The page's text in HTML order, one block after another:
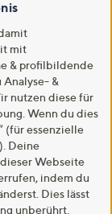
mit
& profilbildende
&
nutzen diese für
Wenn du dies
(für essenzielle
Deine
Webseite
indem du
Dies lässt
unberührt.